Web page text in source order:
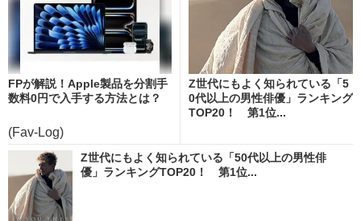
FPが解説！Apple製品を分割手
数料0円で入手する方法とは？
(Fav-Log)
Z世代にもよく知られている「5
0代以上の男性俳優」ランキング
TOP20！ 第1位...
Z世代にもよく知られている「50代以上の男性俳
優」ランキングTOP20！ 第1位...